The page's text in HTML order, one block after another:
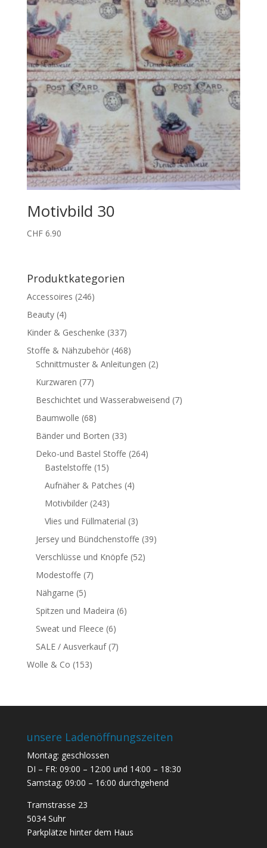
Motivbild 30
CHF6.90
Produktkategorien
Accessoires (246)
Beauty (4)
Kinder & Geschenke (337)
Stoffe & Nähzubehör (468)
Schnittmuster & Anleitungen (2)
Kurzwaren (77)
Beschichtet und Wasserabweisend (7)
Baumwolle (68)
Bänder und Borten (33)
Deko-und Bastel Stoffe (264)
Bastelstoffe (15)
Aufnäher & Patches (4)
Motivbilder (243)
Vlies und Füllmaterial (3)
Jersey und Bündchenstoffe (39)
Verschlüsse und Knöpfe (52)
Modestoffe (7)
Nähgarne (5)
Spitzen und Madeira (6)
Sweat und Fleece (6)
SALE / Ausverkauf (7)
Wolle & Co (153)
unsere Ladenöffnungszeiten
Montag: geschlossen
DI – FR: 09:00 – 12:00 und 14:00 – 18:30
Samstag: 09:00 – 16:00 durchgehend
Tramstrasse 23
5034 Suhr
Parkplätze hinter dem Haus